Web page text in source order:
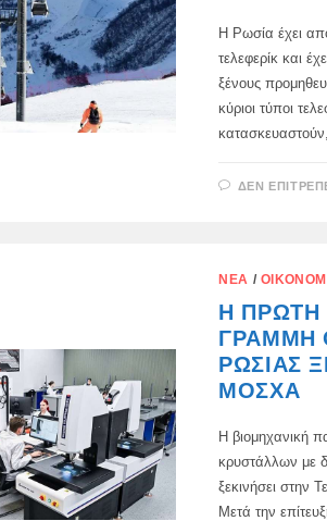
Η Ρωσία έχει
τελεφερίκ και
ξένους
κύριοι τύποι
ΔΕΝ
ΝΈΑ /
Η ΠΡΏΤΗ
ΓΡΑΜΜΉ
ΡΩΣΊΑΣ
ΜΌΣΧΑ
Η βιομηχανική
κρυστάλλων με
ξεκινήσει στην
Μετά την